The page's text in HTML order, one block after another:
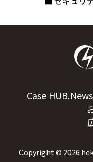
Case
Copyright © 2026